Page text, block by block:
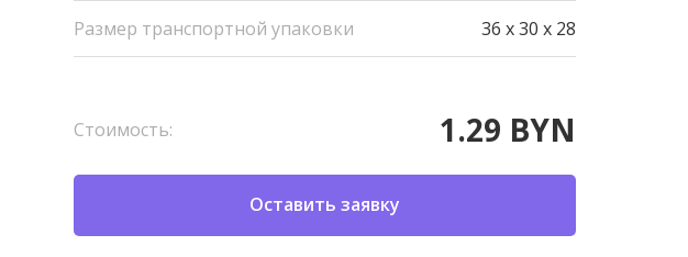
Размер транспортной упаковки 36 x 30 x 28
Стоимость: 1.29 BYN
Оставить заявку